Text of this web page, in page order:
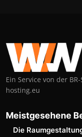
Ein Service von der
hosting.eu
Meistgesehene
Die